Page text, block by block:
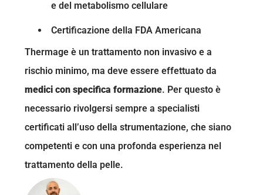
e del metabolismo cellulare
Certificazione della FDA Americana
Thermage è un trattamento non invasivo e a
rischio minimo, ma deve essere effettuato da
medici con specifica formazione. Per questo è
necessario rivolgersi sempre a specialisti
certificati all’uso della strumentazione, che siano
competenti e con una profonda esperienza nel
trattamento della pelle.